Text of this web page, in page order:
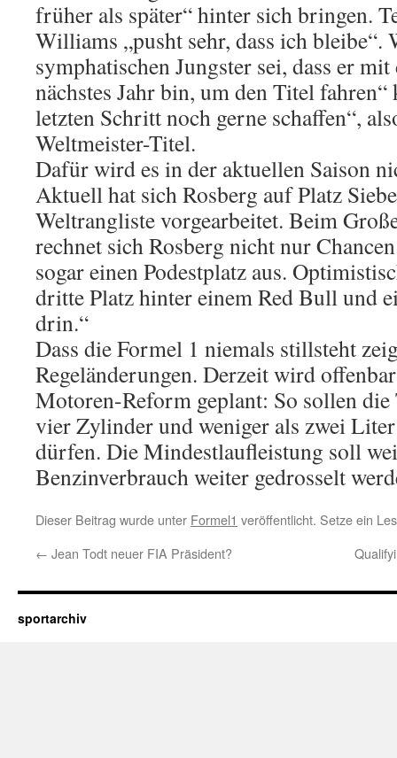
früher als später“ hinter sich bringen.
Williams „pusht sehr, dass ich
symphatischen Jungster sei, dass er
nächstes Jahr bin, um den Titel
letzten Schritt noch gerne schaffen“,
Weltmeister-Titel.
Dafür wird es in der aktuellen Saison
Aktuell hat sich Rosberg auf Platz
Weltrangliste vorgearbeitet. Beim
rechnet sich Rosberg nicht nur
sogar einen Podestplatz aus.
dritte Platz hinter einem Red Bull und
drin.“
Dass die Formel 1 niemals stillsteht
Regeländerungen. Derzeit wird
Motoren-Reform geplant: So sollen
vier Zylinder und weniger als zwei
dürfen. Die Mindestlaufleistung soll
Benzinverbrauch weiter gedrosselt
Dieser Beitrag wurde unter Formel1 veröffentlicht. Setze ein
← Jean Todt neuer FIA Präsident?
sportarchiv